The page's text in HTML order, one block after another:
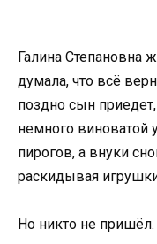
Галина Степановна
думала, что всё
поздно сын
немного виноватой
пирогов, а внуки
раскидывая
Но никто не пришёл.